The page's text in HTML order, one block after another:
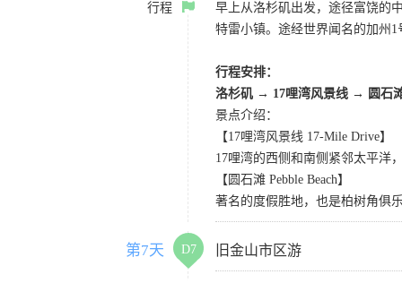
行程
早上从洛杉矶出发，途径富饶的
特雷小镇。途经世界闻名的加州
行程安排：
洛杉矶 → 17哩湾风景线 → 圆石
景点介绍：
【17哩湾风景线 17-Mile Drive】
17哩湾的西侧和南侧紧邻太平洋
【圆石滩 Pebble Beach】
著名的度假胜地，也是柏树角俱
第7天 D7 旧金山市区游